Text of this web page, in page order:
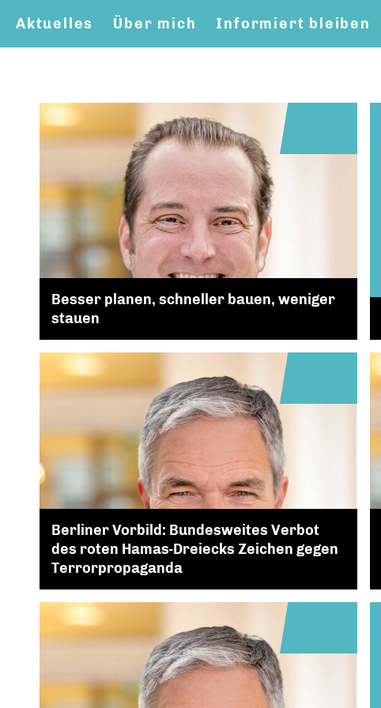
Aktuelles Über mich Informiert bleiben
Besser planen, schneller bauen, weniger
stauen
Berliner Vorbild: Bundesweites Verbot
des roten Hamas-Dreiecks Zeichen gegen
Terrorpropaganda